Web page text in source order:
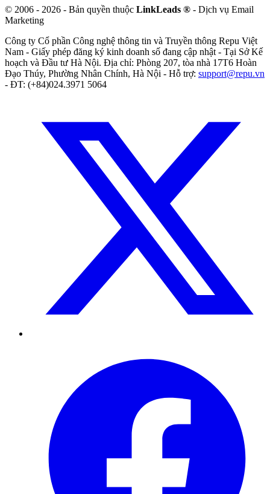
© 2006 - 2026 - Bản quyền thuộc LinkLeads ® - Dịch vụ Email
Marketing
Công ty Cổ phần Công nghệ thông tin và Truyền thông Repu Việt
Nam - Giấy phép đăng ký kinh doanh số đang cập nhật - Tại Sở Kế
hoạch và Đầu tư Hà Nội. Địa chỉ: Phòng 207, tòa nhà 17T6 Hoàn
Đạo Thúy, Phường Nhân Chính, Hà Nội - Hỗ trợ: support@repu.vn
- ĐT: (+84)024.3971 5064